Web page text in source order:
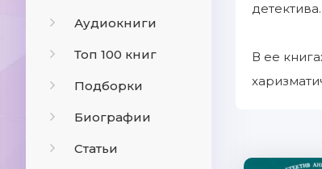
Аудиокниги
Топ 100 книг
Подборки
Биографии
Статьи
В ее